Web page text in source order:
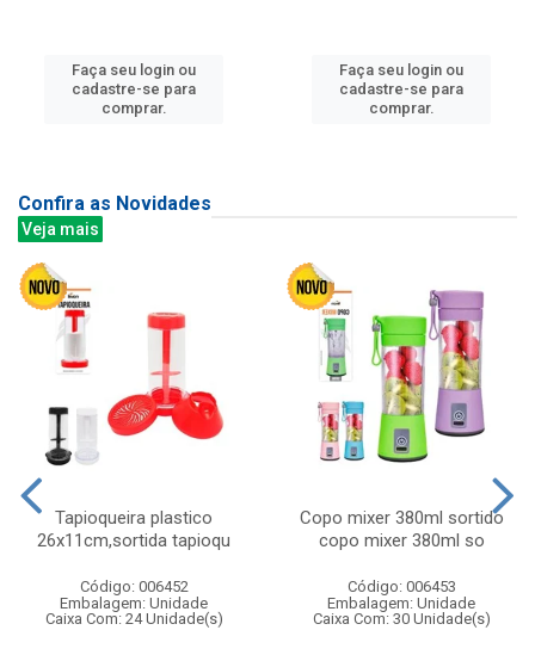
Faça seu login ou
cadastre-se para
comprar.
Faça seu login ou
cadastre-se para
comprar.
Confira as Novidades
Veja mais
Tapioqueira plastico
26x11cm,sortida tapioqu
Código: 006452
Embalagem: Unidade
Caixa Com: 24 Unidade(s)
Copo mixer 380ml sortido
copo mixer 380ml so
Código: 006453
Embalagem: Unidade
Caixa Com: 30 Unidade(s)